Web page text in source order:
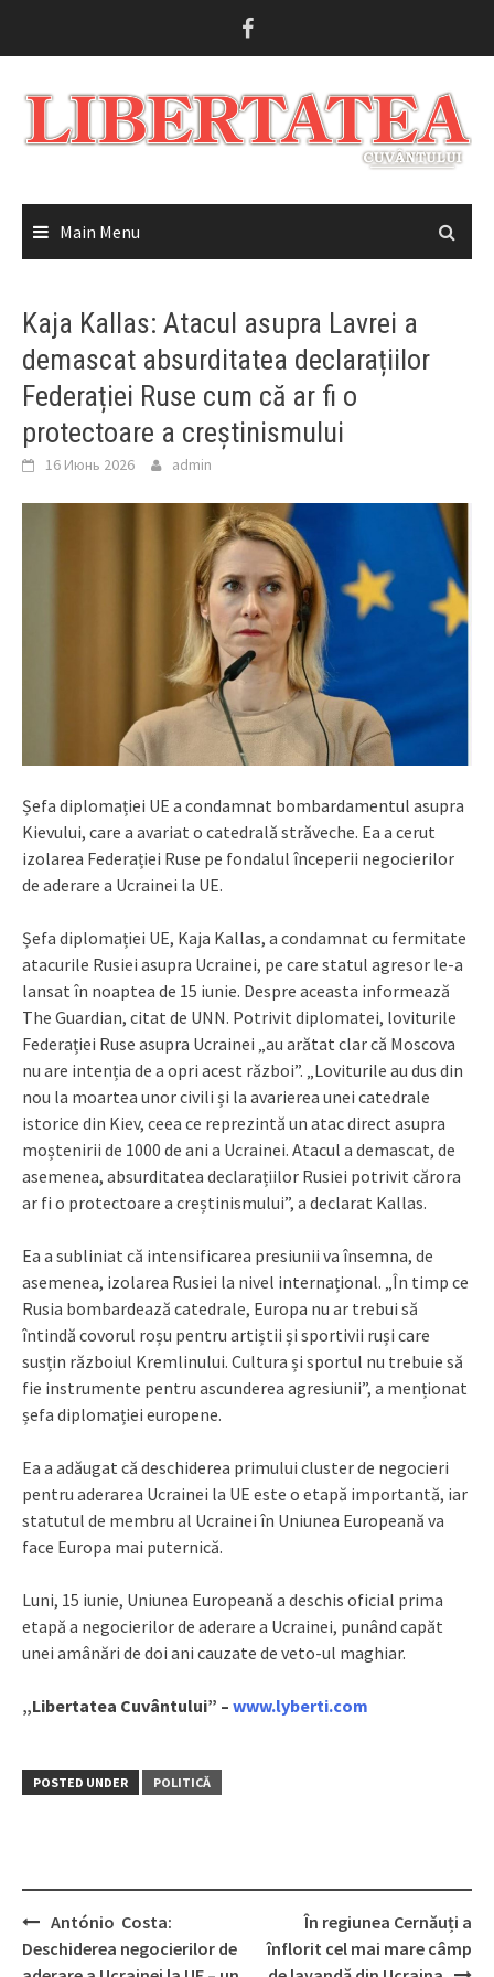
Main Menu
Kaja Kallas: Atacul asupra Lavrei a
demascat absurditatea declarațiilor
Federației Ruse cum că ar fi o
protectoare a creștinismului
16 Июнь 2026 admin
Șefa diplomației UE a condamnat bombardamentul asupra
Kievului, care a avariat o catedrală străveche. Ea a cerut
izolarea Federației Ruse pe fondalul începerii negocierilor
de aderare a Ucrainei la UE.
Șefa diplomației UE, Kaja Kallas, a condamnat cu fermitate
atacurile Rusiei asupra Ucrainei, pe care statul agresor le-a
lansat în noaptea de 15 iunie. Despre aceasta informează
The Guardian, citat de UNN. Potrivit diplomatei, loviturile
Federației Ruse asupra Ucrainei „au arătat clar că Moscova
nu are intenția de a opri acest război”. „Loviturile au dus din
nou la moartea unor civili și la avarierea unei catedrale
istorice din Kiev, ceea ce reprezintă un atac direct asupra
moștenirii de 1000 de ani a Ucrainei. Atacul a demascat, de
asemenea, absurditatea declarațiilor Rusiei potrivit cărora
ar fi o protectoare a creștinismului”, a declarat Kallas.
Ea a subliniat că intensificarea presiunii va însemna, de
asemenea, izolarea Rusiei la nivel internațional. „În timp ce
Rusia bombardează catedrale, Europa nu ar trebui să
întindă covorul roșu pentru artiștii și sportivii ruși care
susțin războiul Kremlinului. Cultura și sportul nu trebuie să
fie instrumente pentru ascunderea agresiunii”, a menționat
șefa diplomației europene.
Ea a adăugat că deschiderea primului cluster de negocieri
pentru aderarea Ucrainei la UE este o etapă importantă, iar
statutul de membru al Ucrainei în Uniunea Europeană va
face Europa mai puternică.
Luni, 15 iunie, Uniunea Europeană a deschis oficial prima
etapă a negocierilor de aderare a Ucrainei, punând capăt
unei amânări de doi ani cauzate de veto-ul maghiar.
„Libertatea Cuvântului” – www.lyberti.com
POSTED UNDER POLITICĂ
Post
António Costa:
Deschiderea negocierilor de
În regiunea Cernăuți a
înflorit cel mai mare câmp